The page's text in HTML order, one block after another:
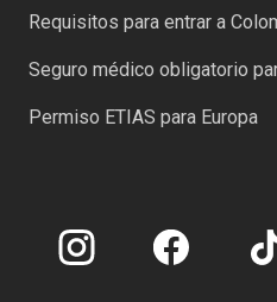
Requisitos para entrar a
Seguro médico obligatorio
Permiso ETIAS para Europa